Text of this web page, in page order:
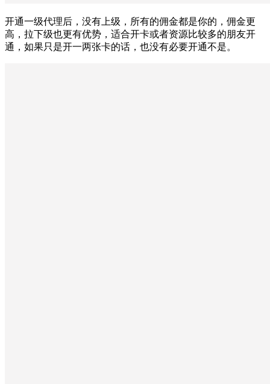
开通一级代理后，没有上级，所有的佣金都是你的，佣金更
高，拉下级也更有优势，适合开卡或者资源比较多的朋友开
通，如果只是开一两张卡的话，也没有必要开通不是。